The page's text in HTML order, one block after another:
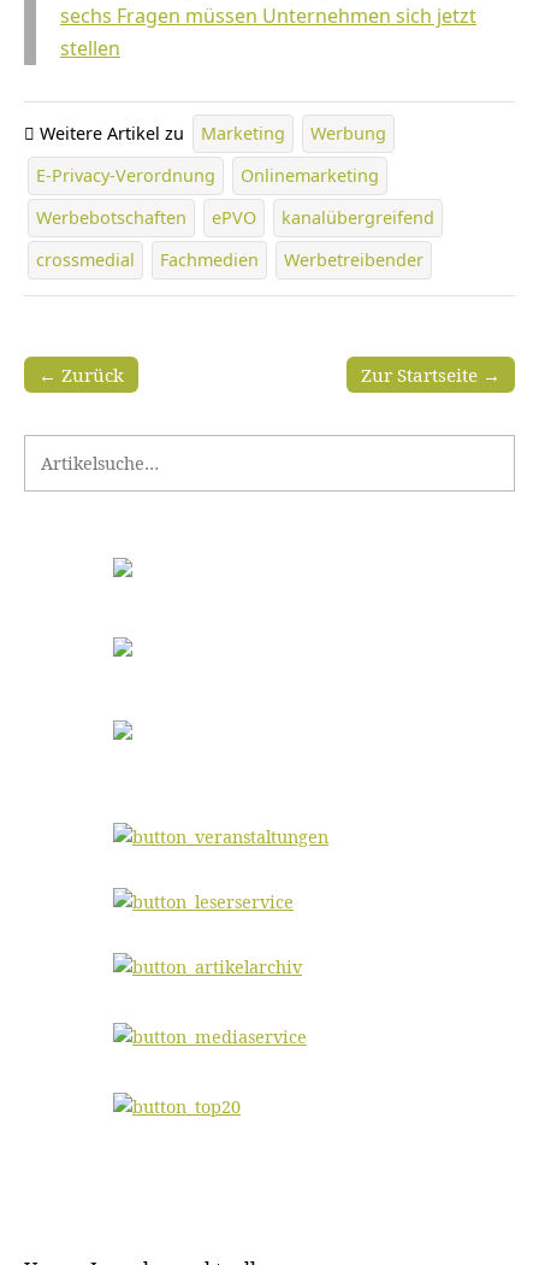
sechs Fragen müssen Unternehmen sich jetzt
stellen
Weitere Artikel zu Marketing
Werbung
E-Privacy-Verordnung
Onlinemarketing
Werbebotschaften
ePVO
kanalübergreifend
crossmedial
Fachmedien Werbetreibender
Zur Startseite →
← Zurück